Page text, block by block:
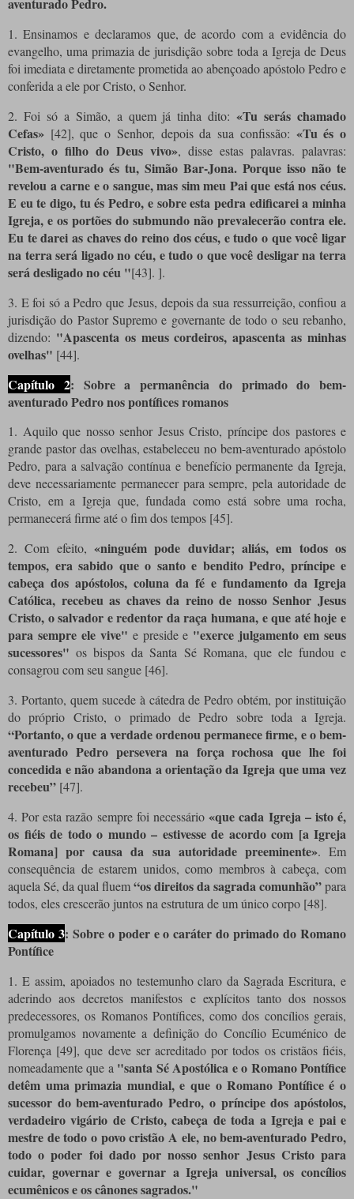
aventurado Pedro.
1. Ensinamos e declaramos que, de acordo com a evidência do
evangelho, uma primazia de jurisdição sobre toda a Igreja de Deus
foi imediata e diretamente prometida ao abençoado apóstolo Pedro e
conferida a ele por Cristo, o Senhor.
2. Foi só a Simão, a quem já tinha dito:«Tu serás chamado
Cefas» [42], que o Senhor, depois da sua confissão: «Tu és o
Cristo, o filho do Deus vivo», disse estas palavras. palavras:
"Bem-aventurado és tu, Simão Bar-Jona. Porque isso não te
revelou a carne e o sangue, mas sim meu Pai que está nos céus.
E eu te digo, tu és Pedro, e sobre esta pedra edificarei a minha
Igreja, e os portões do submundo não prevalecerão contra ele.
Eu te darei as chaves do reino dos céus, e tudo o que você ligar
na terra será ligado no céu, e tudo o que você desligar na terra
será desligado no céu "[43]. ].
3. E foi só a Pedro que Jesus, depois da sua ressurreição, confiou a
jurisdição do Pastor Supremo e governante de todo o seu rebanho,
dizendo: "Apascenta os meus cordeiros, apascenta as minhas
ovelhas" [44].
Capítulo 2: Sobre a permanência do primado do bem-
aventurado Pedro nos pontífices romanos
1. Aquilo que nosso senhor Jesus Cristo, príncipe dos pastores e
grande pastor das ovelhas, estabeleceu no bem-aventurado apóstolo
Pedro, para a salvação contínua e benefício permanente da Igreja,
deve necessariamente permanecer para sempre, pela autoridade de
Cristo, em a Igreja que, fundada como está sobre uma rocha,
permanecerá firme até o fim dos tempos [45].
2. Com efeito, «ninguém pode duvidar; aliás, em todos os
tempos, era sabido que o santo e bendito Pedro, príncipe e
cabeça dos apóstolos, coluna da fé e fundamento da Igreja
Católica, recebeu as chaves da reino de nosso Senhor Jesus
Cristo, o salvador e redentor da raça humana, e que até hoje e
para sempre ele vive" e preside e "exerce julgamento em seus
sucessores" os bispos da Santa Sé Romana, que ele fundou e
consagrou com seu sangue [46].
3. Portanto, quem sucede à cátedra de Pedro obtém, por instituição
do próprio Cristo, o primado de Pedro sobre toda a Igreja.
“Portanto, o que a verdade ordenou permanece firme, e o bem-
aventurado Pedro persevera na força rochosa que lhe foi
concedida e não abandona a orientação da Igreja que uma vez
recebeu” [47].
4. Por esta razão sempre foi necessário«que cada Igreja – isto é,
os fiéis de todo o mundo – estivesse de acordo com [a Igreja
Romana] por causa da sua autoridade preeminente». Em
consequência de estarem unidos, como membros à cabeça, com
aquela Sé, da qual fluem“os direitos da sagrada comunhão”para
todos, eles crescerão juntos na estrutura de um único corpo [48].
Capítulo 3: Sobre o poder e o caráter do primado do Romano
Pontífice
1. E assim, apoiados no testemunho claro da Sagrada Escritura, e
aderindo aos decretos manifestos e explícitos tanto dos nossos
predecessores, os Romanos Pontífices, como dos concílios gerais,
promulgamos novamente a definição do Concílio Ecuménico de
Florença [49], que deve ser acreditado por todos os cristãos fiéis,
nomeadamente que a "santa Sé Apostólica e o Romano Pontífice
detêm uma primazia mundial, e que o Romano Pontífice é o
sucessor do bem-aventurado Pedro, o príncipe dos apóstolos,
verdadeiro vigário de Cristo, cabeça de toda a Igreja e pai e
mestre de todo o povo cristão A ele, no bem-aventurado Pedro,
todo o poder foi dado por nosso senhor Jesus Cristo para
cuidar, governar e governar a Igreja universal, os concílios
ecumênicos e os cânones sagrados."